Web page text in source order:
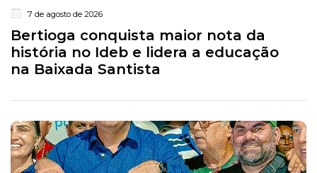
7 de agosto de 2026
Bertioga conquista maior nota da
história no Ideb e lidera a educação
na Baixada Santista